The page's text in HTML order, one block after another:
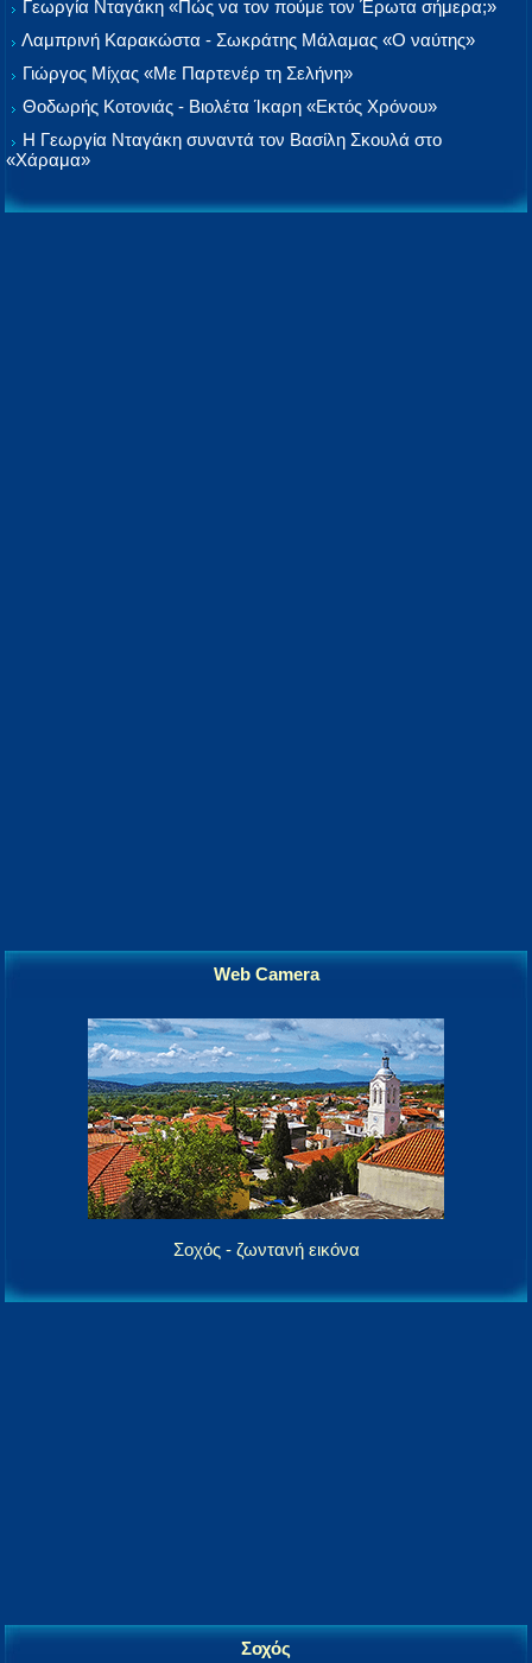
Γεωργία Νταγάκη «Πώς να τον πούμε τον Έρωτα σήμερα;»
Λαμπρινή Καρακώστα - Σωκράτης Μάλαμας «Ο ναύτης»
Γιώργος Μίχας «Με Παρτενέρ τη Σελήνη»
Θοδωρής Κοτονιάς - Βιολέτα Ίκαρη «Εκτός Χρόνου»
Η Γεωργία Νταγάκη συναντά τον Βασίλη Σκουλά στο
«Χάραμα»
Web Camera
Σοχός - ζωντανή εικόνα
Σοχός